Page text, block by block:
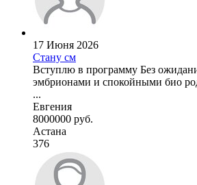
17 Июня 2026
Стану см
Вступлю в программу Без
эмбрионами и спокойными био
...
Евгения
8000000 руб.
Астана
376